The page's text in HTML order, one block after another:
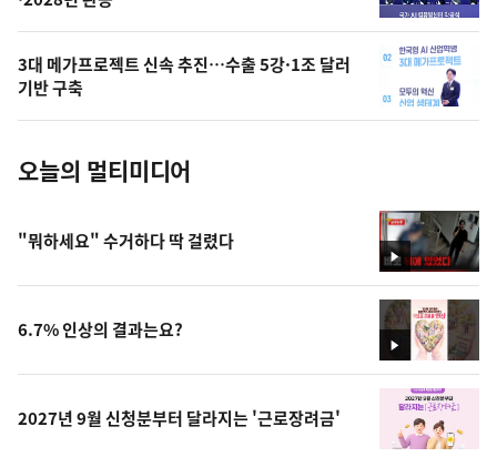
늘
사
진
3대 메가프로젝트 신속 추진…수출 5강·1조 달러
기반 구축
오늘의 멀티미디어
영
상
"뭐하세요" 수거하다 딱 걸렸다
영
상
6.7% 인상의 결과는요?
2027년 9월 신청분부터 달라지는 '근로장려금'